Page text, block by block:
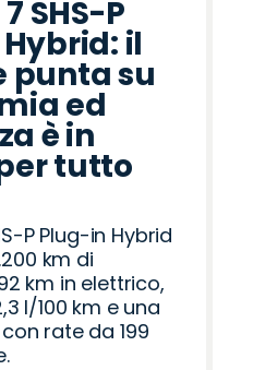
SHS-P
il
punta su
ed
è in
tutto
P Plug-in Hybrid
km di
km in elettrico,
l/100 km e una
rate da 199